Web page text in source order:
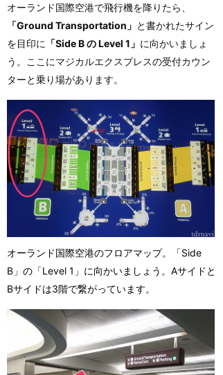
オーランド国際空港で飛行機を降りたら、
「Ground Transportation」 と書かれたサイン
を目印に 「Side B の Level 1」 に向かいましょ
う。ここにマジカルエクスプレスの受付カウン
ターと乗り場があります。
オーランド国際空港のフロアマップ。「Side
B」の「Level 1」に向かいましょう。Aサイドと
Bサイドは3階で繋がっています。